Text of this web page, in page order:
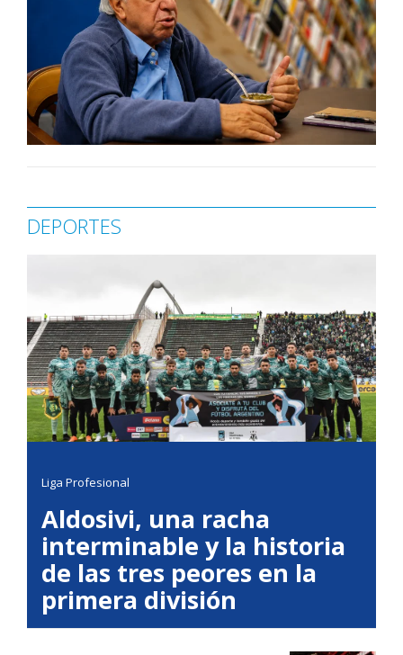
DEPORTES
Liga Profesional
Aldosivi, una racha
interminable y la historia
de las tres peores en la
primera división